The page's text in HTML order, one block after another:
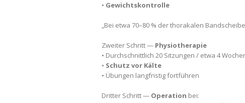
• Gewichtskontrolle
„Bei etwa 70–80 % der thorakalen
Zweiter Schritt — Physiotherapie
• Durchschnittlich 20 Sitzungen / etwa 4
• Schutz vor Kälte
• Übungen langfristig fortführen
Dritter Schritt — Operation bei: